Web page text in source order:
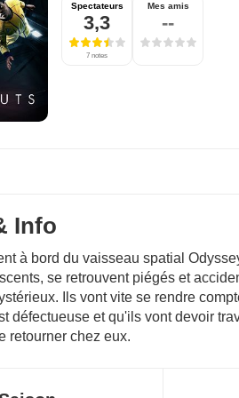
Spectateurs
3,3
7 notes
Mes amis
--
Info
à bord du vaisseau spatial
se retrouvent piégés et
Ils vont vite se rendre
défectueuse et qu'ils vont devoir
retourner chez eux.